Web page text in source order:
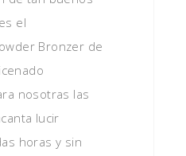
el
Bronzer de
nosotras las
lucir
horas y sin